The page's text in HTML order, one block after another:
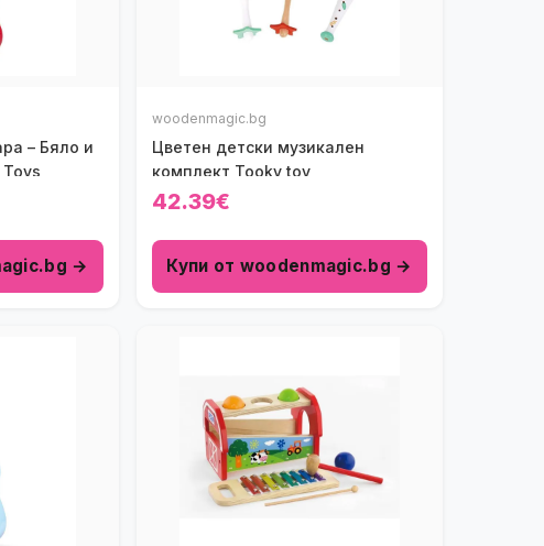
– Бяло и
→
woodenmagic.bg
Цветен детски музикален
комплект Tooky toy
42.39€
Купи от woodenmagic.bg →